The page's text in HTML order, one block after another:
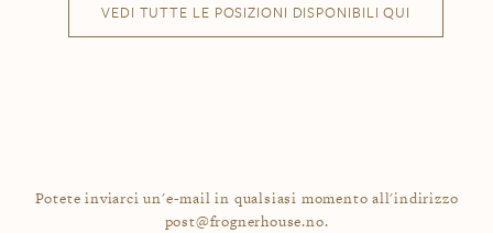
VEDI TUTTE LE POSIZIONI DISPONIBILI QUI
Potete inviarci un'e-mail in qualsiasi momento all'indirizzo
post@frognerhouse.no.